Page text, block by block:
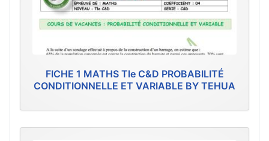
FICHE 1 MATHS Tle C&D PROBABILITÉ
CONDITIONNELLE ET VARIABLE BY TEHUA